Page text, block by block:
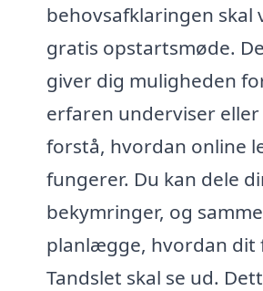
behovsafklaringen skal
gratis opstartsmøde.
giver dig muligheden
erfaren underviser
forstå, hvordan online
fungerer. Du kan dele
bekymringer, og
planlægge, hvordan dit
Tandslet skal se ud.